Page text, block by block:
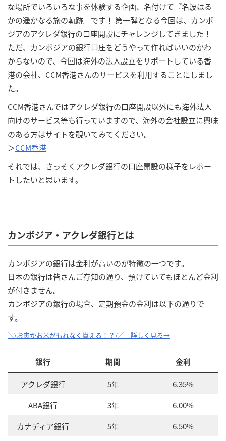
な場所でいろいろな事を体験する企画、名付けて『名波はる
かの遥かなる旅の軌跡』です！ 第一弾となる今回は、カンボ
ジアのアクレダ銀行の口座開設にチャレンジしてきました！
ただ、カンボジアの銀行口座をどうやって作ればいいのかわ
からないので、今回は海外の法人設立をサポートしている香
港の会社、CCM香港さんのサービスを利用することにしまし
た。
CCM香港さんではアクレダ銀行の口座開設以外にも海外法人
向けのサービス等も行っていますので、海外の会社設立に興味
のある方はサイトを覗いてみてください。
＞CCM香港
それでは、さっそくアクレダ銀行の口座開設の様子をレポー
トしたいと思います。
カンボジア・アクレダ銀行とは
カンボジアの銀行は金利が高いのが特徴の一つです。
日本の銀行は皆さんご存知の通り、預けていてもほとんど金利
が付きません。
カンボジアの銀行の場合、定期預金の金利は以下の通りで
す。
＼\お肉かお米がもれなく貰える！？/／ 詳しく見る→
銀行 期間 金利
アクレダ銀行 5年
6.35%
ABA銀行
3年
6.00%
カナディア銀行
5年
6.50%